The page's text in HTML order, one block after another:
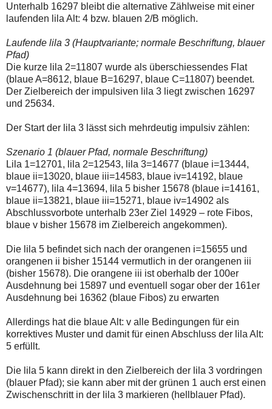
weiterbestehen
bitte
um
Kontaktaufnahme
per
Mail
robbys-
elliottwellen@online.de.
Bis
zur
des
die
Post
auch
auf
der
Plattform
wallstreet-
online.de
Unterhalb 16297 bleibt die alternative Zählweise mit einer
laufenden lila Alt: 4 bzw. blauen 2/B möglich.
Laufende lila 3 (Hauptvariante; normale Beschriftung, blauer
Pfad)
Die kurze lila 2=11807 wurde als überschiessendes Flat
(blaue A=8612, blaue B=16297, blaue C=11807) beendet.
Der Zielbereich der impulsiven lila 3 liegt zwischen 16297
und 25634.
Der Start der lila 3 lässt sich mehrdeutig impulsiv zählen:
Szenario 1 (blauer Pfad, normale Beschriftung)
Lila 1=12701, lila 2=12543, lila 3=14677 (blaue i=13444,
blaue ii=13020, blaue iii=14583, blaue iv=14192, blaue
v=14677), lila 4=13694, lila 5 bisher 15678 (blaue i=14161,
blaue ii=13821, blaue iii=15271, blaue iv=14902 als
Abschlussvorbote unterhalb 23er Ziel 14929 – rote Fibos,
blaue v bisher 15678 im Zielbereich angekommen).
Die lila 5 befindet sich nach der orangenen i=15655 und
orangenen ii bisher 15144 vermutlich in der orangenen iii
(bisher 15678). Die orangene iii ist oberhalb der 100er
Ausdehnung bei 15897 und eventuell sogar ober der 161er
Ausdehnung bei 16362 (blaue Fibos) zu erwarten
Allerdings hat die blaue Alt: v alle Bedingungen für ein
korrektives Muster und damit für einen Abschluss der lila Alt:
5 erfüllt.
Die lila 5 kann direkt in den Zielbereich der lila 3 vordringen
(blauer Pfad); sie kann aber mit der grünen 1 auch erst einen
Zwischenschritt in der lila 3 markieren (hellblauer Pfad).